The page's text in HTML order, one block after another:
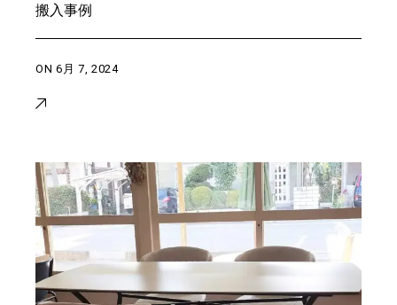
搬入事例
ON6月 7, 2024